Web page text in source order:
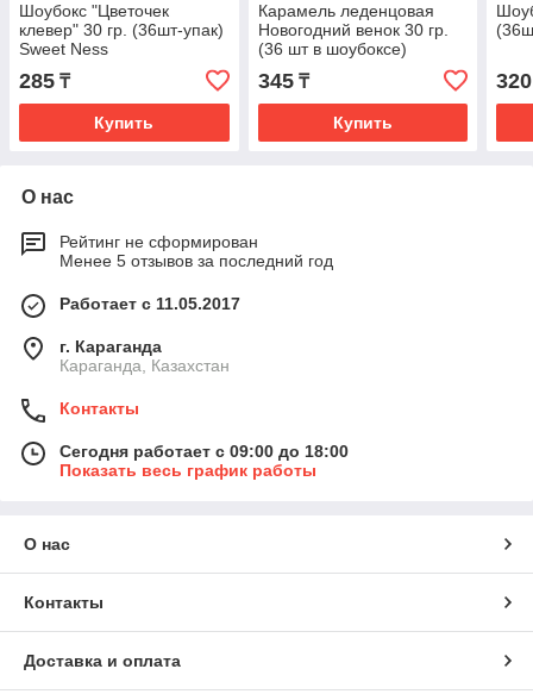
Шоубокс "Цветочек
клевер" 30 гр. (36шт-упак)
Sweet Ness
285 ₸
Купить
Карамель леденцовая
Новогодний венок 30 гр.
(36 шт в шоубоксе)
SweetNess
345₸
Купить
320
О нас
Рейтинг не сформирован
Менее 5 отзывов за последний год
Работает с 11.05.2017
г. Караганда
Караганда, Казахстан
Контакты
Сегодня работает с 09:00 до 18:00
Показать весь график работы
О нас
Контакты
Доставка и оплата